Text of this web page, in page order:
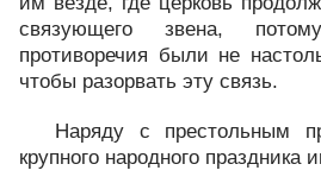
связующего звена,
противоречия были не
чтобы разорвать эту связь.
Наряду с престольным
крупного народного праздника